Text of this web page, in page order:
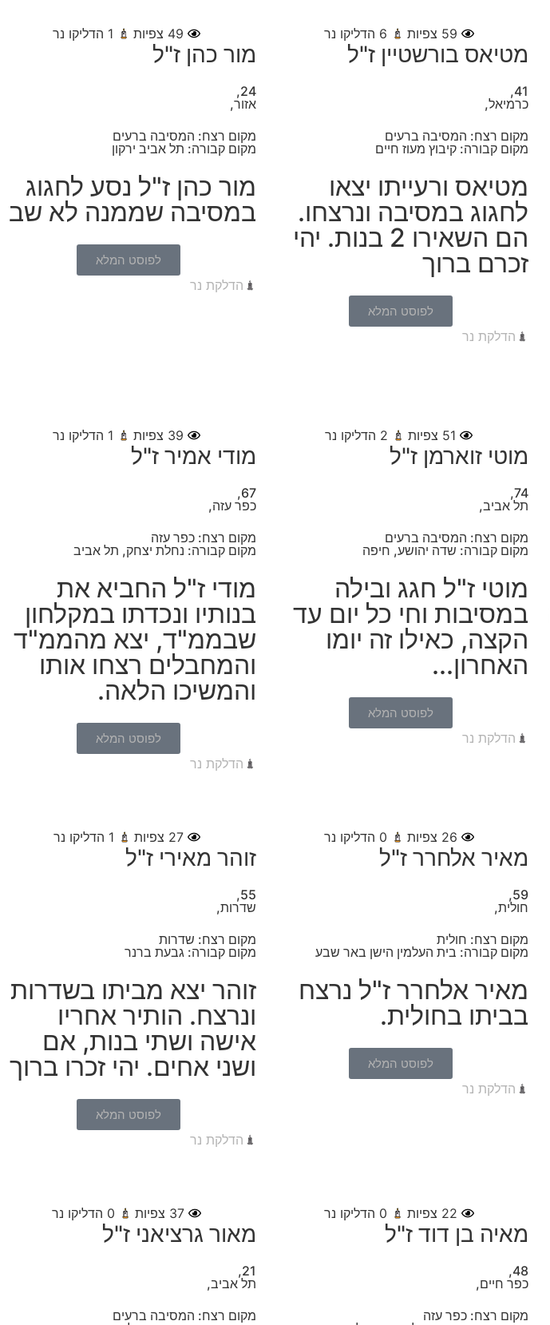
59 צפיות 6 הדליקו נר
מטיאס בורשטיין ז"ל
41,
כרמיאל,
מקום רצח: המסיבה ברעים
מקום קבורה: קיבוץ מעוז חיים
מטיאס ורעייתו יצאו
לחגוג במסיבה ונרצחו.
הם השאירו 2 בנות. יהי
זכרם ברוך
לפוסט המלא
הדלקת נר
49 צפיות 1 הדליקו נר
מור כהן ז"ל
24,
אזור,
מקום רצח: המסיבה ברעים
מקום קבורה: תל אביב ירקון
מור כהן ז"ל נסע לחגוג
במסיבה שממנה לא שב
לפוסט המלא
הדלקת נר
51 צפיות 2 הדליקו נר
מוטי זוארמן ז"ל
74,
תל אביב,
מקום רצח: המסיבה ברעים
מקום קבורה: שדה יהושע, חיפה
מוטי ז"ל חגג ובילה
במסיבות וחי כל יום עד
הקצה, כאילו זה יומו
האחרון...
לפוסט המלא
הדלקת נר
39 צפיות 1 הדליקו נר
מודי אמיר ז"ל
67,
כפר עזה,
מקום רצח: כפר עזה
מקום קבורה: נחלת יצחק, תל אביב
מודי ז"ל החביא את
בנותיו ונכדתו במקלחון
שבממ"ד, יצא מהממ"ד
והמחבלים רצחו אותו
והמשיכו הלאה.
לפוסט המלא
הדלקת נר
26 צפיות 0 הדליקו נר
מאיר אלחרר ז"ל
59,
חולית,
מקום רצח: חולית
מקום קבורה: בית העלמין הישן באר שבע
מאיר אלחרר ז"ל נרצח
בביתו בחולית.
לפוסט המלא
הדלקת נר
27 צפיות 1 הדליקו נר
זוהר מאירי ז"ל
55,
שדרות,
מקום רצח: שדרות
מקום קבורה: גבעת ברנר
זוהר יצא מביתו בשדרות
ונרצח. הותיר אחריו
אישה ושתי בנות, אם
ושני אחים. יהי זכרו ברוך
לפוסט המלא
הדלקת נר
22 צפיות 0 הדליקו נר
מאיה בן דוד ז"ל
48,
כפר חיים,
מקום רצח: כפר עזה
37 צפיות 0 הדליקו נר
מאור גרציאני ז"ל
21,
תל אביב,
מקום רצח: המסיבה ברעים